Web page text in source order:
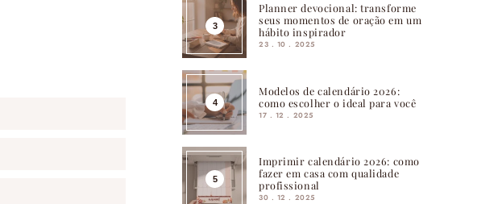
Planner devocional: transforme
seus momentos de oração em um
hábito inspirador
23 . 10 . 2025
Modelos de calendário 2026:
como escolher o ideal para você
17 . 12 . 2025
Imprimir calendário 2026: como
fazer em casa com qualidade
profissional
30 . 12 . 2025